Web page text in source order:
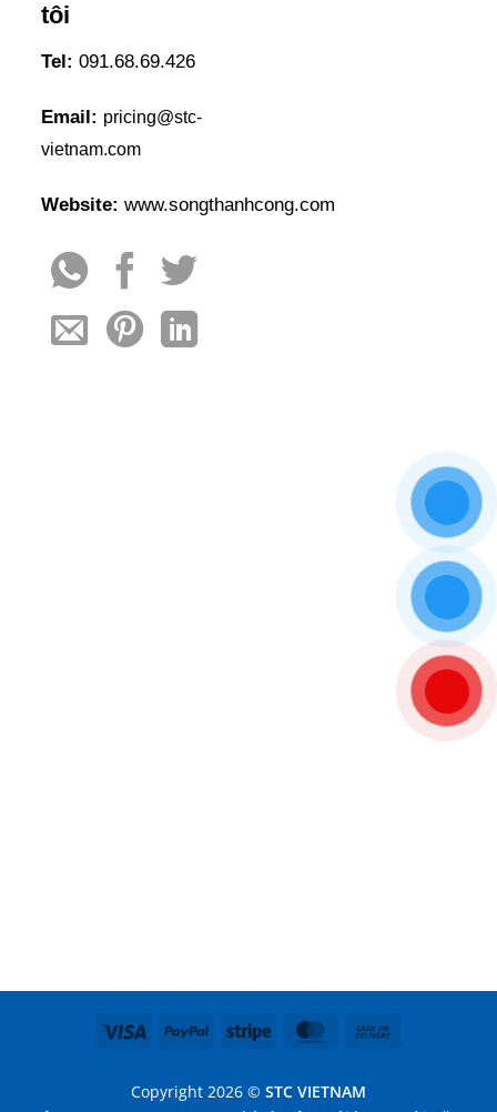
tôi
Tel: 091.68.69.426
Email: pricing@stc-
vietnam.com
Website:www.songthanhcong.com
Visa PayPal Stripe MasterCard
Copyright 2026 © STC VIETNAM